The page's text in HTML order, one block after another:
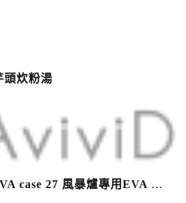
頭炊粉湯
27 風暴爐專用EVA 防護外盒(小)-黑